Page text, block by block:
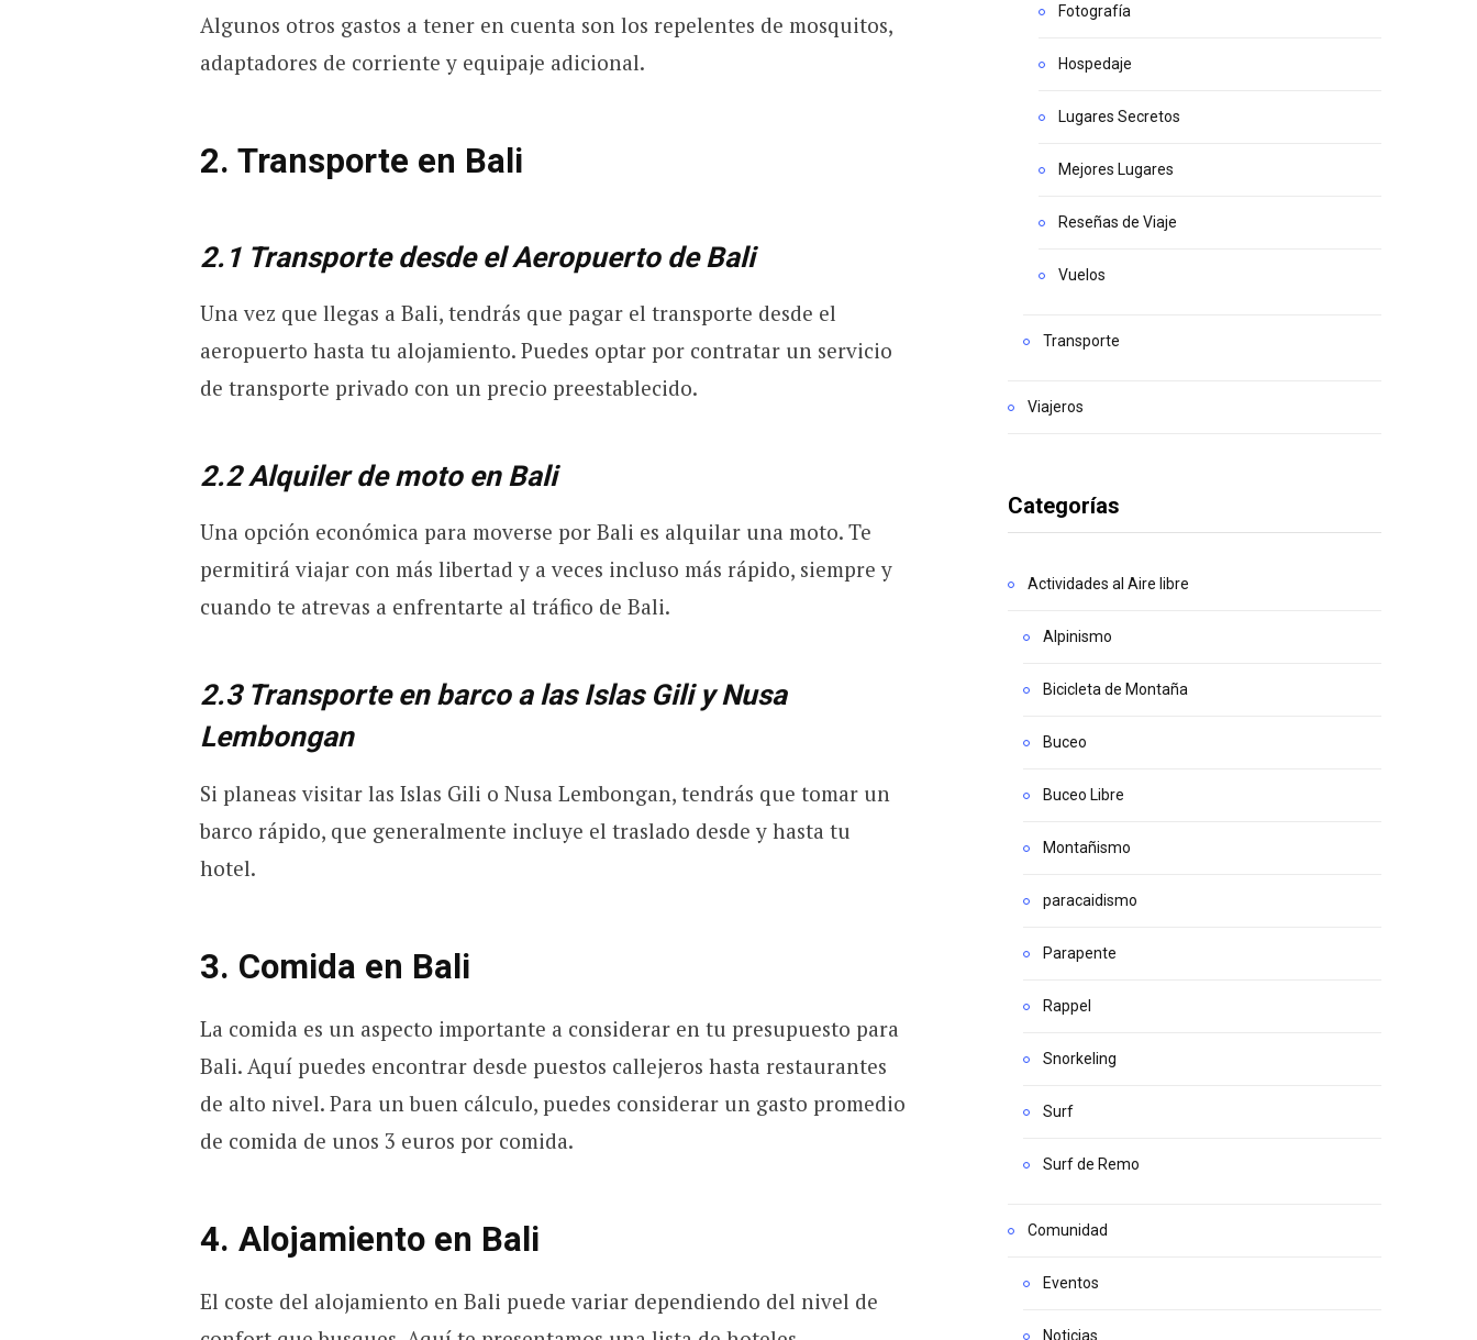
Algunos otros gastos a tener en cuenta son los repelentes de mosquitos,
adaptadores de corriente y equipaje adicional.
2. Transporte en Bali
2.1 Transporte desde el Aeropuerto de Bali
Una vez que llegas a Bali, tendrás que pagar el transporte desde el
aeropuerto hasta tu alojamiento. Puedes optar por contratar un servicio
de transporte privado con un precio preestablecido.
2.2 Alquiler de moto en Bali
Una opción económica para moverse por Bali es alquilar una moto. Te
permitirá viajar con más libertad y a veces incluso más rápido, siempre y
cuando te atrevas a enfrentarte al tráfico de Bali.
2.3 Transporte en barco a las Islas Gili y Nusa
Lembongan
Si planeas visitar las Islas Gili o Nusa Lembongan, tendrás que tomar un
barco rápido, que generalmente incluye el traslado desde y hasta tu
hotel.
3. Comida en Bali
La comida es un aspecto importante a considerar en tu presupuesto para
Bali. Aquí puedes encontrar desde puestos callejeros hasta restaurantes
de alto nivel. Para un buen cálculo, puedes considerar un gasto promedio
de comida de unos 3 euros por comida.
4. Alojamiento en Bali
El coste del alojamiento en Bali puede variar dependiendo del nivel de
Fotografía
Hospedaje
Lugares Secretos
Mejores Lugares
Reseñas de Viaje
Vuelos
Transporte
Viajeros
Categorías
Actividades al Aire libre
Alpinismo
Bicicleta de Montaña
Buceo
Buceo Libre
Montañismo
paracaidismo
Parapente
Rappel
Snorkeling
Surf
Surf de Remo
Comunidad
Eventos
Noticias